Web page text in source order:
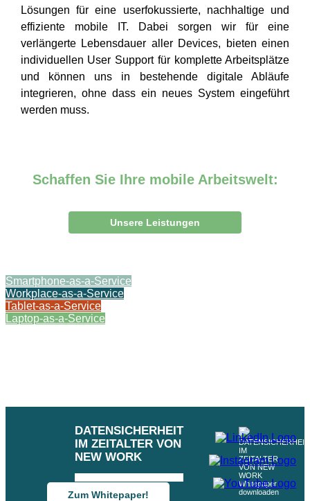
Lösungen für eine userfokussierte, nachhaltige und
effiziente mobile IT. Dabei sorgen wir für eine
verlängerte Lebensdauer aller Devices, bieten einen
individuellen User Support für komplette Arbeitsplätze
und können uns in bestehende digitale Abläufe
integrieren, ohne dass ein neues System eingeführt
werden muss.
Schaffen Sie Ihre mobile Arbeitswelt:
Unsere Leistungen
Smartphone-as-a-Service
Workplace-as-a-Service
Tablet-as-a-Service
Laptop-as-a-Service
DATENSICHERHEIT
IM ZEITALTER VON
NEW WORK
Zum Whitepaper!